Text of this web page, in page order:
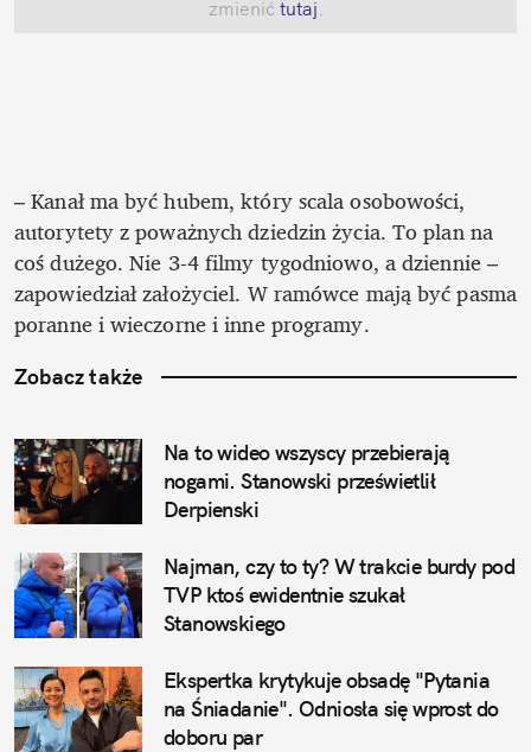
zmienić tutaj
– Kanał ma być hubem, który scala osobowości,
autorytety z poważnych dziedzin życia. To plan na
coś dużego. Nie 3-4 filmy tygodniowo, a dziennie –
zapowiedział założyciel. W ramówce mają być pasma
poranne i wieczorne i inne programy.
Zobacz także
Na to wideo wszyscy przebierają
nogami. Stanowski prześwietlił
Derpienski
Najman, czy to ty? W trakcie burdy pod
TVP ktoś ewidentnie szukał
Stanowskiego
Ekspertka krytykuje obsadę "Pytania
na Śniadanie". Odniosła się wprost do
doboru par